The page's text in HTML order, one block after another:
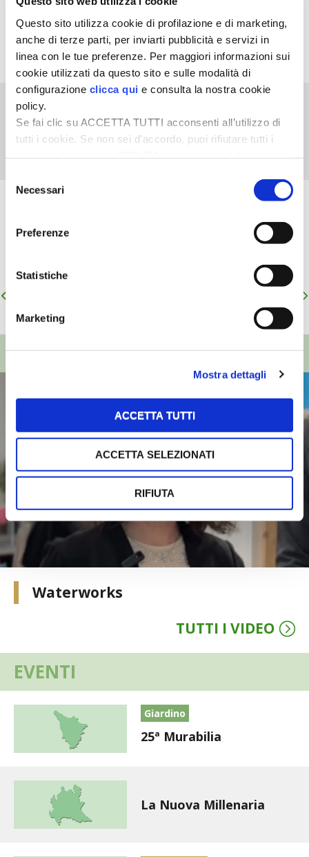
Questo sito utilizza cookie di profilazione e di marketing,
anche di terze parti, per inviarti pubblicità e servizi in
linea con le tue preferenze. Per maggiori informazioni sui
cookie utilizzati da questo sito e sulle modalità di
configurazione clicca qui e consulta la nostra cookie
policy.
Se fai clic su ACCETTA TUTTI acconsenti all’utilizzo di
tutti i cookie. Se non sei d’accordo, puoi rifiutare tutti i
desideri accettare e cliccando ACCETTA SELEZIONATI.
delNecessari
Preferenze
Statistiche
Marketing
Mostra dettagli
ACCETTA TUTTI
ACCETTA SELEZIONATI
RIFIUTA
ZAPI GARDEN
BENZA
ORTO BIO – TECNICHE DI COLTIVAZIONE
THERMACELL
ANIMALI UMANI E NON UMANI
IL MIO 2025
COLTIVARE L’OLIVO
PENSA ALTERNATIVO
RIMANI A CONTATTO CON LA NATURA
CRESCERE INSIEME
ARCHMAN
VITA IN CAMPAGNA LA FIERA
NATURALMENTE
I PARTNER DI VITA IN CAMPAGNA
RASIKAL
Un pascolo recintato per
allevare pecore Suffolk
L’importanza delle fibre
nell’alimentazione di
tutti i giorni
Il mirtillo: un piccolo
frutto dalle grandi virtù
Navigazione
articoli
TOP VIDEO
Waterworks
TUTTI I VIDEO
EVENTI
Giardino
25ª Murabilia
La Nuova Millenaria